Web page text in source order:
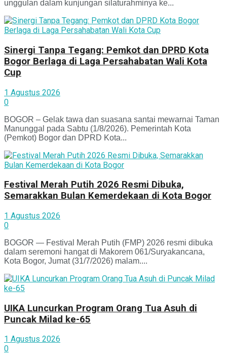
unggulan dalam kunjungan silaturahminya ke...
Sinergi Tanpa Tegang: Pemkot dan DPRD Kota
Bogor Berlaga di Laga Persahabatan Wali Kota
Cup
1 Agustus 2026
0
BOGOR – Gelak tawa dan suasana santai mewarnai Taman
Manunggal pada Sabtu (1/8/2026). Pemerintah Kota
(Pemkot) Bogor dan DPRD Kota...
Festival Merah Putih 2026 Resmi Dibuka,
Semarakkan Bulan Kemerdekaan di Kota Bogor
1 Agustus 2026
0
BOGOR — Festival Merah Putih (FMP) 2026 resmi dibuka
dalam seremoni hangat di Makorem 061/Suryakancana,
Kota Bogor, Jumat (31/7/2026) malam....
UIKA Luncurkan Program Orang Tua Asuh di
Puncak Milad ke-65
1 Agustus 2026
0